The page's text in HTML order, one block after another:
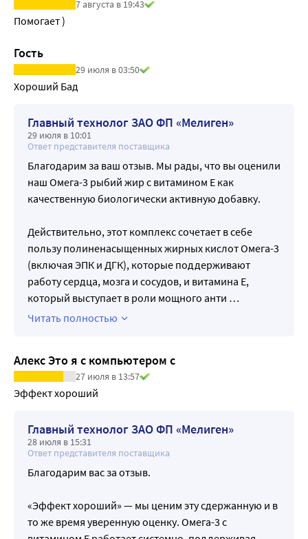
нервов и мускулов, снимает судороги ног, укрепляет
стенки капилляров, предотвращает анемию, полезен
для женского здоровья.
7 августа в 19:43
Помогает )
Гость
29 июля в 03:50
Хороший Бад
Главный технолог ЗАО ФП «Мелиген»
29 июля в 10:01
Ответ представителя поставщика
Благодарим за ваш отзыв. Мы рады, что вы оценили
наш Омега-3 рыбий жир с витамином Е как
качественную биологически активную добавку.
Действительно, этот комплекс сочетает в себе
пользу полиненасыщенных жирных кислот Омега-3
(включая ЭПК и ДГК), которые поддерживают
работу сердца, мозга и сосудов, и витамина Е,
который выступает в роли мощного анти …
Читать полностью
Алекс Это я с компьютером с
27 июля в 13:57
Эффект хороший
Главный технолог ЗАО ФП «Мелиген»
28 июля в 15:31
Ответ представителя поставщика
Благодарим вас за отзыв.
«Эффект хороший» — мы ценим эту сдержанную и в
то же время уверенную оценку. Омега-3 с